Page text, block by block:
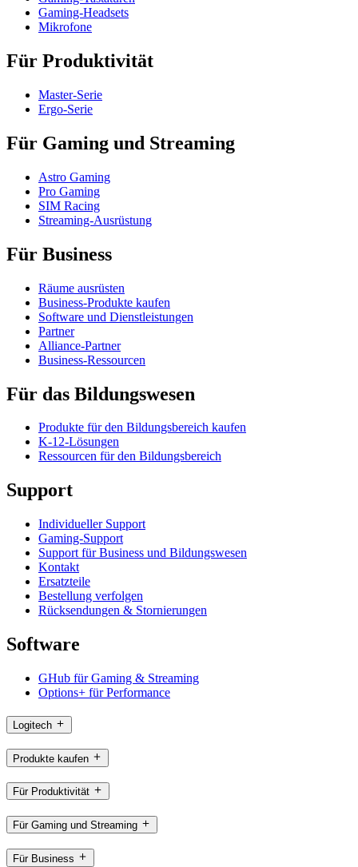
Gaming-Headsets
Mikrofone
Für Produktivität
Master-Serie
Ergo-Serie
Für Gaming und Streaming
Astro Gaming
Pro Gaming
SIM Racing
Streaming-Ausrüstung
Für Business
Räume ausrüsten
Business-Produkte kaufen
Software und Dienstleistungen
Partner
Alliance-Partner
Business-Ressourcen
Für das Bildungswesen
Produkte für den Bildungsbereich kaufen
K-12-Lösungen
Ressourcen für den Bildungsbereich
Support
Individueller Support
Gaming-Support
Support für Business und Bildungswesen
Kontakt
Ersatzteile
Bestellung verfolgen
Rücksendungen & Stornierungen
Software
GHub für Gaming & Streaming
Options+ für Performance
Logitech
Produkte kaufen
Für Produktivität
Für Gaming und Streaming
Für Business